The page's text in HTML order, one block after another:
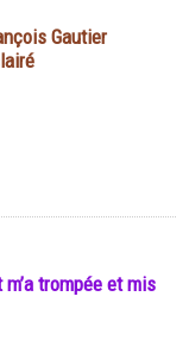
Gautier
trompée et mis